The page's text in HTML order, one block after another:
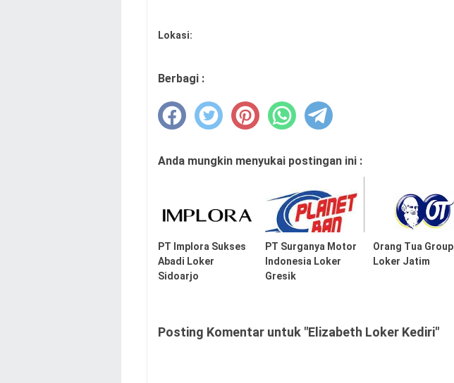
Lokasi:
Berbagi :
Anda mungkin menyukai postingan ini :
PT Implora Sukses
Abadi Loker
Sidoarjo
PT Surganya Motor
Indonesia Loker
Gresik
Orang Tua Group
Loker Jatim
Posting Komentar untuk "Elizabeth Loker Kediri"